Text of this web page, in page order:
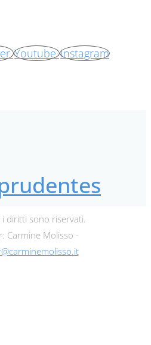
Youtube Instagram
diritti sono riservati.
Carmine Molisso -